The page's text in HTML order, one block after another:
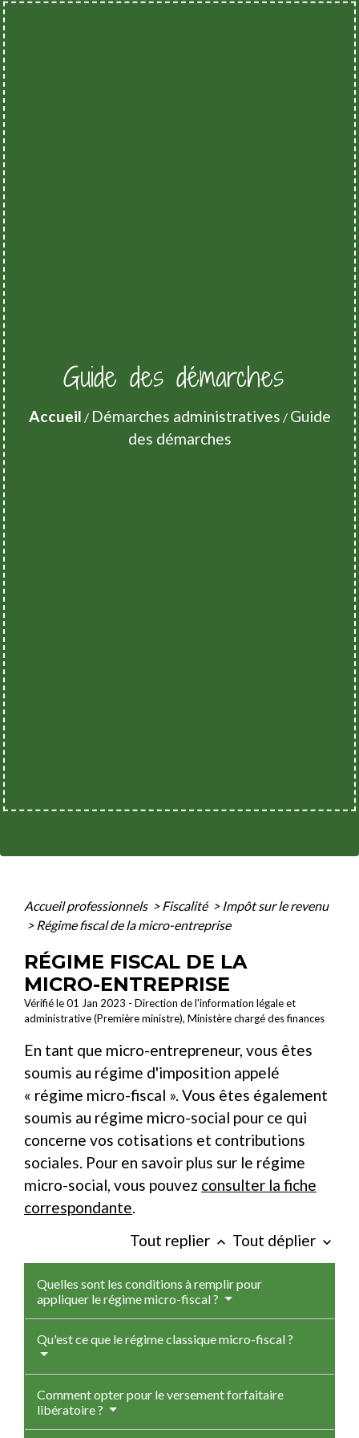
Guide des démarches
Accueil / Démarches administratives / Guide
des démarches
Accueil professionnels > Fiscalité > Impôt sur le revenu
> Régime fiscal de la micro-entreprise
RÉGIME FISCAL DE LA
MICRO-ENTREPRISE
Vérifié le 01 Jan 2023 - Direction de l'information légale et
administrative (Première ministre), Ministère chargé des finances
En tant que micro-entrepreneur, vous êtes
soumis au régime d'imposition appelé
« régime micro-fiscal ». Vous êtes également
soumis au régime micro-social pour ce qui
concerne vos cotisations et contributions
sociales. Pour en savoir plus sur le régime
micro-social, vous pouvez consulter la fiche
correspondante.
Tout replier keyboard_arrow_up Tout déplier keyboard_arrow_down
Quelles sont les conditions à remplir pour
appliquer le régime micro-fiscal ?
Qu'est ce que le régime classique micro-fiscal ?
Comment opter pour le versement forfaitaire
libératoire ?